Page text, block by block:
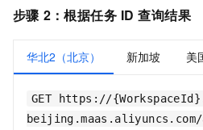
步骤 2：根据任务 ID 查询结果
华北2（北京） 新加坡 美
GET https://